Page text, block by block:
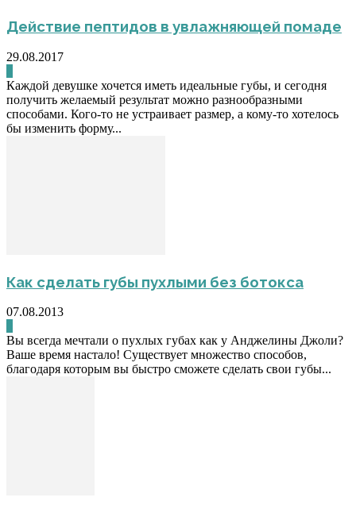
Действие пептидов в увлажняющей помаде
29.08.2017
Каждой девушке хочется иметь идеальные губы, и сегодня
получить желаемый результат можно разнообразными
способами. Кого-то не устраивает размер, а кому-то хотелось
бы изменить форму...
Как сделать губы пухлыми без ботокса
07.08.2013
Вы всегда мечтали о пухлых губах как у Анджелины Джоли?
Ваше время настало! Существует множество способов,
благодаря которым вы быстро сможете сделать свои губы...